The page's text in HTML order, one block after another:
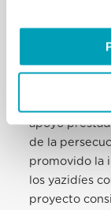
la población,
apoyo,
Qaraqosh,
cuando
apoyo
de la
promovido la
los yazidíes
proyecto